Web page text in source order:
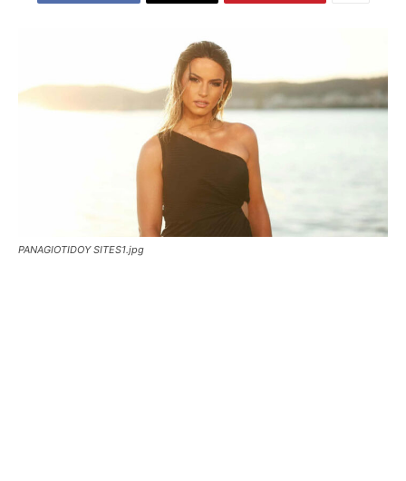
PANAGIOTIDOY SITES1.jpg